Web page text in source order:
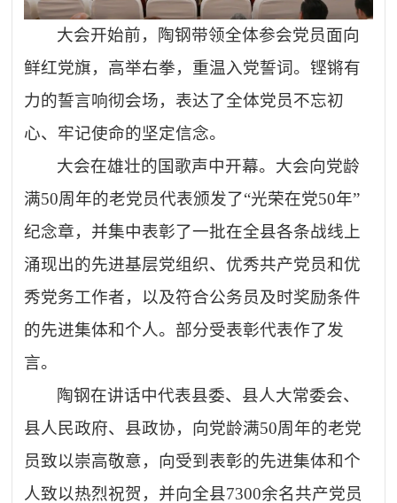
大会开始前，陶钢带领全体参会党员面向
鲜红党旗，高举右拳，重温入党誓词。铿锵有
力的誓言响彻会场，表达了全体党员不忘初
心、牢记使命的坚定信念。
大会在雄壮的国歌声中开幕。大会向党龄
满50周年的老党员代表颁发了“光荣在党50年”
纪念章，并集中表彰了一批在全县各条战线上
涌现出的先进基层党组织、优秀共产党员和优
秀党务工作者，以及符合公务员及时奖励条件
的先进集体和个人。部分受表彰代表作了发
言。
陶钢在讲话中代表县委、县人大常委会、
县人民政府、县政协，向党龄满50周年的老党
员致以崇高敬意，向受到表彰的先进集体和个
人致以热烈祝贺，并向全县7300余名共产党员